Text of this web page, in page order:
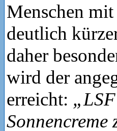
Menschen
deutlich
daher
wird der
erreicht:
Sonnencreme